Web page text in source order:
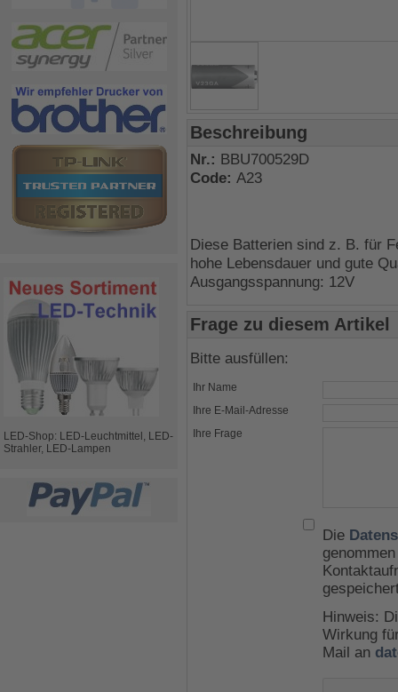
LED-Shop: LED-Leuchtmittel, LED-
Strahler, LED-Lampen
Beschreibung
Nr.: BBU700529D
Code: A23
Diese Batterien sind z. B. für
hohe Lebensdauer und gute
Ausgangsspannung: 12V
Frage zu diesem Artikel
Bitte ausfüllen:
Ihr Name
Ihre E-Mail-Adresse
Ihre Frage
Die
Hinweis:
Wirkung
Mail an